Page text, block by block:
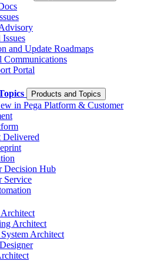
and Update Roadmaps
Communications
Portal
Products and Topics
in Pega Platform & Customer
Delivered
Decision Hub
Service
Architect
Architect